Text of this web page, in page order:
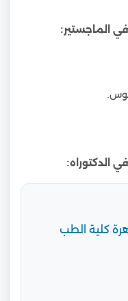
في الماجستير:
الدكتوراه:
كلية الطب